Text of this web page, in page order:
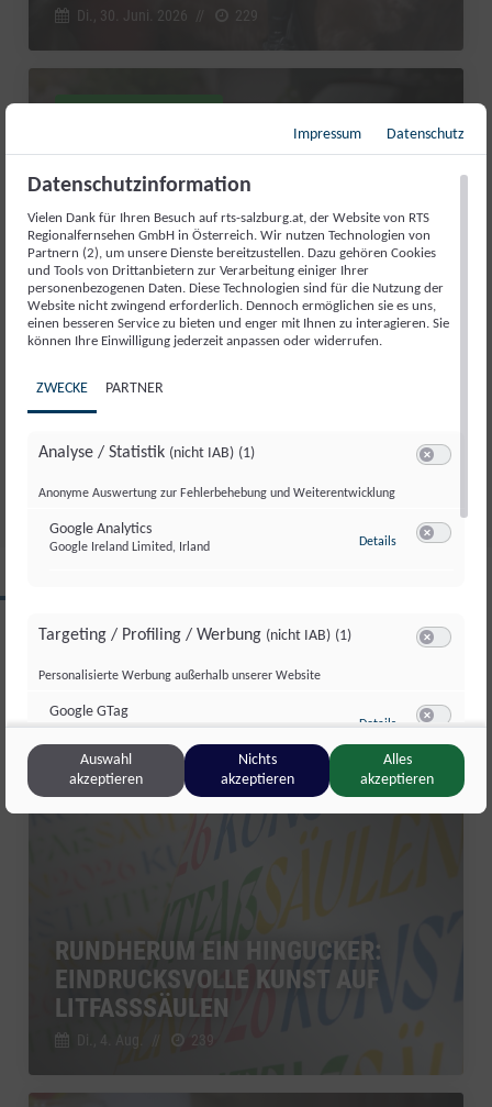
Di., 30. Juni. 2026 // 229
AUFATMEN IN ABTENAU: DIE
RUNDHERUM EIN HINGUCKER:
EINDRUCKSVOLLE KUNST AUF
LITFASSSÄULEN
Di., 4. Aug. // 239
Salzburg Magazin
Impressum Datenschutz
Datenschutzinformation
Vielen Dank für Ihren Besuch auf rts-salzburg.at, der Website von RTS
Regionalfernsehen GmbH in Österreich. Wir nutzen Technologien von
Partnern (2), um unsere Dienste bereitzustellen. Dazu gehören Cookies
und Tools von Drittanbietern zur Verarbeitung einiger Ihrer
personenbezogenen Daten. Diese Technologien sind für die Nutzung der
Website nicht zwingend erforderlich. Dennoch ermöglichen sie es uns,
einen besseren Service zu bieten und enger mit Ihnen zu interagieren. Sie
können Ihre Einwilligung jederzeit anpassen oder widerrufen.
ZWECKE PARTNER
Analyse / Statistik (nicht IAB) (1)
Anonyme Auswertung zur Fehlerbehebung und Weiterentwicklung
Google Analytics
Google Ireland Limited, Irland Details zu Google
Targeting / Profiling / Werbung (nicht IAB) (1)
Personalisierte Werbung außerhalb unserer Website
Google GTag
Google Ireland Limited, Irland Details zu Google GTag
Switch zum
Sonstige Inhalte(nicht IAB) (2)
YouTube
Google Ireland Limited, Irland Details
Auswahl
akzeptieren
Nichts
akzeptieren
Alles
akzeptieren